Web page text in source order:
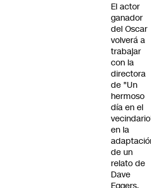
El actor
ganador
del Oscar
volverá a
trabajar
con la
directora
de "Un
hermoso
día en el
en la
de un
relato de
Dave
Eggers.